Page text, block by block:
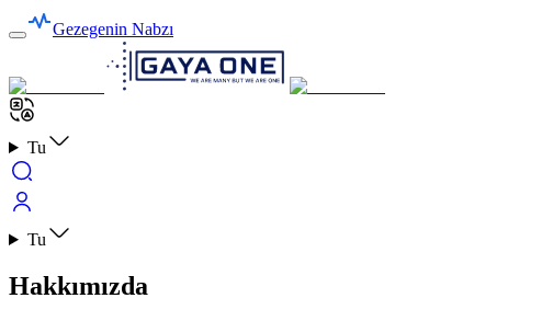
Gezegenin Nabzı
Tu
Tu
Hakkımızda